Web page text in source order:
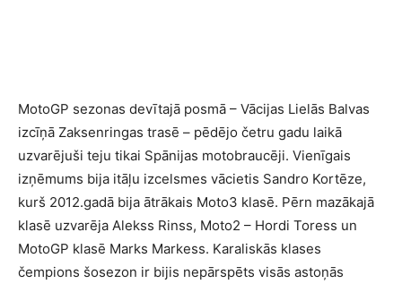
MotoGP sezonas devītajā posmā – Vācijas Lielās Balvas
izcīņā Zaksenringas trasē – pēdējo četru gadu laikā
uzvarējuši teju tikai Spānijas motobraucēji. Vienīgais
izņēmums bija itāļu izcelsmes vācietis Sandro Kortēze,
kurš 2012.gadā bija ātrākais Moto3 klasē. Pērn mazākajā
klasē uzvarēja Alekss Rinss, Moto2 – Hordi Toress un
MotoGP klasē Marks Markess. Karaliskās klases
čempions šosezon ir bijis nepārspēts visās astoņās